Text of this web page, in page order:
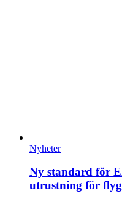
Nyheter
Ny standard för
utrustning för